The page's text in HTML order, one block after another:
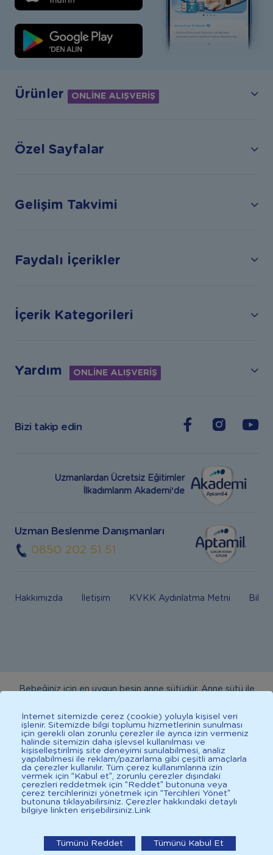
Ürünler ONLİNE ALIŞVERİŞ
Özel Sayfalar
Gelişim Takvimi
Faydalı İçerikler
İçerik Kategorileri
Yardım ONLİNE ALIŞVERİŞ
Bizi takip edin
Uzmanlardan Ücretsiz Eğitimler
İlkadımlarım Akademi’de
Uzman Beslenme Danışmanları
0850 202 51 51
Hakkımızda İletişim KVKK Aydınlatma Metni Bilgi
Bebeğiniz için en uygun besin anne sütüdür. Anne sütü ile
danışınız. Bu sitede yayınlanan bilgiler hekim tavsiyesi
yerine geçmez. En doğru bilgi için doktorunuza danışınız.
Sağlıklı yaşam için dengeli, çeşitli beslenilmelidir. *D vitamini
çocuklarda bağışıklık sisteminin normal işlevine katkıda
bulunur.
İlkadımlarım'ı uygulamada
İnternet sitemizde çerez (cookie) yoluyla kişisel veri
işlenir. Sitemizde bilgi toplumu hizmetlerinin sunulması
için gerekli olan zorunlu çerezler ile ayrıca izin vermeniz
halinde sitemizin daha işlevsel kullanılması ve
kişiselleştirilmiş site deneyimi sunulabilmesi, analiz
yapılabilmesi ile reklam/pazarlama gibi çeşitli amaçlarla
da çerezler kullanılır. Tüm çerez kullanımlarına izin
vermek için “Kabul et”, zorunlu çerezler dışındaki
çerezleri reddetmek için “Reddet” butonuna veya
çerez tercihlerinizi yönetmek için “Tercihleri Yönet”
butonuna tıklayabilirsiniz. Çerezler hakkındaki detaylı
bilgiye linkten erişebilirsiniz. Link
Tümünü Reddet Tümünü Kabul Et